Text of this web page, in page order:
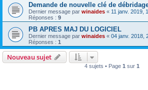
Demande de nouvelle clé de
Dernier message par winaides « 11 janv. 2019,
Réponses : 9
PB APRES MAJ DU LOGICIEL
Dernier message par winaides « 04 janv. 2018,
Réponses : 1
Nouveau sujet
4 sujets • Page 1 sur 1